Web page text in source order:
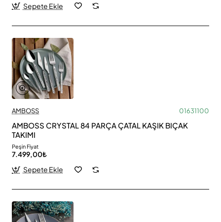
Sepete Ekle
AMBOSS 01631100
AMBOSS CRYSTAL 84 PARÇA ÇATAL KAŞIK BIÇAK
TAKIMI
Peşin Fiyat
7.499,00₺
Sepete Ekle